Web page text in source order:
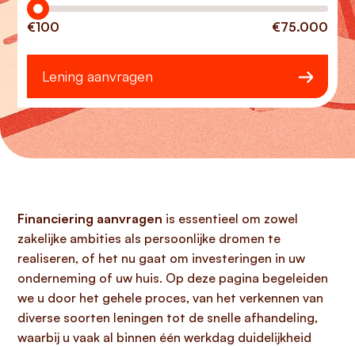
€100 €75.000
Lening aanvragen
Financiering aanvragen is essentieel om zowel
zakelijke ambities als persoonlijke dromen te
realiseren, of het nu gaat om investeringen in uw
onderneming of uw huis. Op deze pagina begeleiden
we u door het gehele proces, van het verkennen van
diverse soorten leningen tot de snelle afhandeling,
waarbij u vaak al binnen één werkdag duidelijkheid